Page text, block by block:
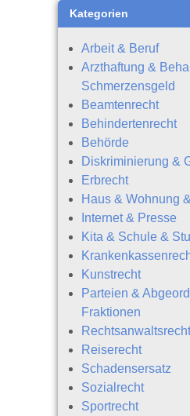
Kategorien
Arbeit & Beruf
Arzthaftung &
Schmerzensgeld
Beamtenrecht
Behindertenrecht
Behörde
Diskriminierung &
Erbrecht
Haus & Wohnung
Internet & Presse
Kita & Schule &
Kunstrecht
Parteien &
Fraktionen
Rechtsanwaltsrecht
Reiserecht
Schadensersatz
Sozialrecht
Sportrecht